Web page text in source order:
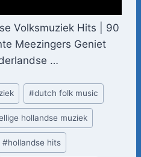
Volksmuziek Hits | 90
Meezingers Geniet
…
#dutch folk music
hollandse muziek
#hollandse hits